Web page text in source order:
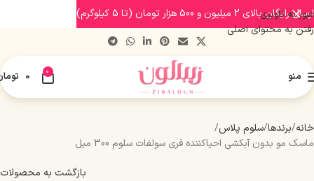
عبور به ناوبری
رفتن به محتوای اصلی
منو 0
0
خانه برندها سلوم پلاس
ماسک مو بدون آبکشی احیاکننده فری سولفات سلوم 300 میل
بازگشت به محصولات
ارسال رایگان بالای 2 میلیون و 500 هزار تومان (تا 5 کیلوگرم)